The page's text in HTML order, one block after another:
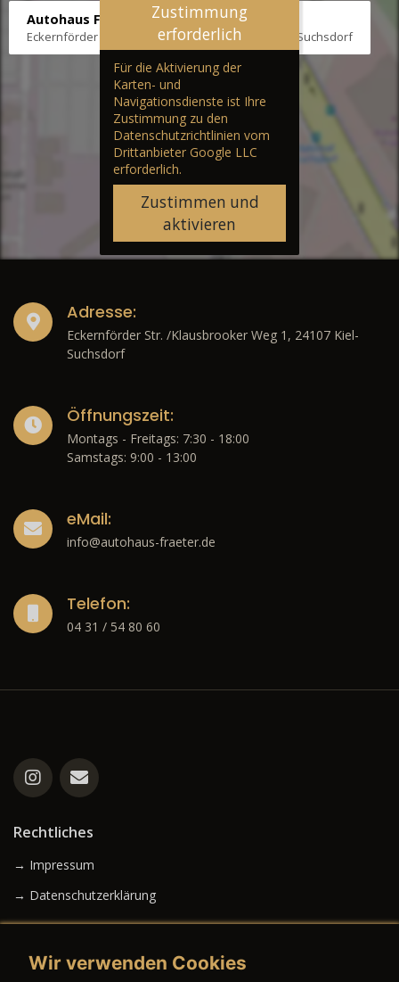
Autohaus Fräter
Eckernförder Str. /Klausbrooker Weg 1, 24107 Kiel-Suchsdorf
Zustimmung
erforderlich
Für die Aktivierung der
Karten- und
Navigationsdienste ist Ihre
Zustimmung zu den
Datenschutzrichtlinien vom
Drittanbieter Google LLC
erforderlich.
Zustimmen und
aktivieren
Adresse:
Eckernförder Str. /Klausbrooker Weg 1, 24107 Kiel-
Suchsdorf
Öffnungszeit:
Montags - Freitags: 7:30 - 18:00
Samstags: 9:00 - 13:00
eMail:
info@autohaus-fraeter.de
Telefon:
04 31 / 54 80 60
Rechtliches
→ Impressum
→ Datenschutzerklärung
Wir verwenden Cookies